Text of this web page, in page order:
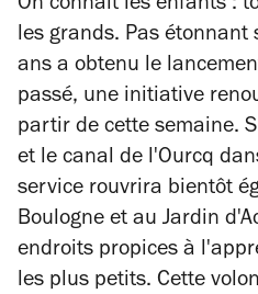
On connaît les enfants :
les grands. Pas étonnant
ans a obtenu le
passé, une initiative
partir de cette semaine.
et le canal de l'Ourcq
service rouvrira bientôt
Boulogne et au Jardin
endroits propices à
les plus petits. Cette